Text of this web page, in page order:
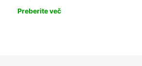
Preberite več